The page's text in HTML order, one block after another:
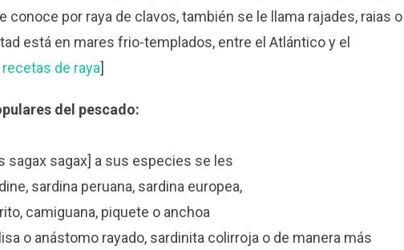
conoce por raya de clavos, también se le llama rajades, raias o
está en mares frio-templados, entre el Atlántico y el
recetas de raya]
del pescado:
sagax sagax] a sus especies se les
sardina peruana, sardina europea,
camiguana, piquete o anchoa
o anástomo rayado, sardinita colirroja o de manera más